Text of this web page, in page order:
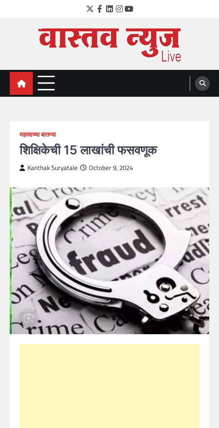
Twitter
Facebook
LinkedIn
Instagram
YouTube
VastavNEWSLive.com
a leading NEWS portal of Maharahstra
महत्वाच्या बातम्या
शिक्षिकेची 15 लाखांची फसवणूक
Kanthak Suryatale October 9, 2024